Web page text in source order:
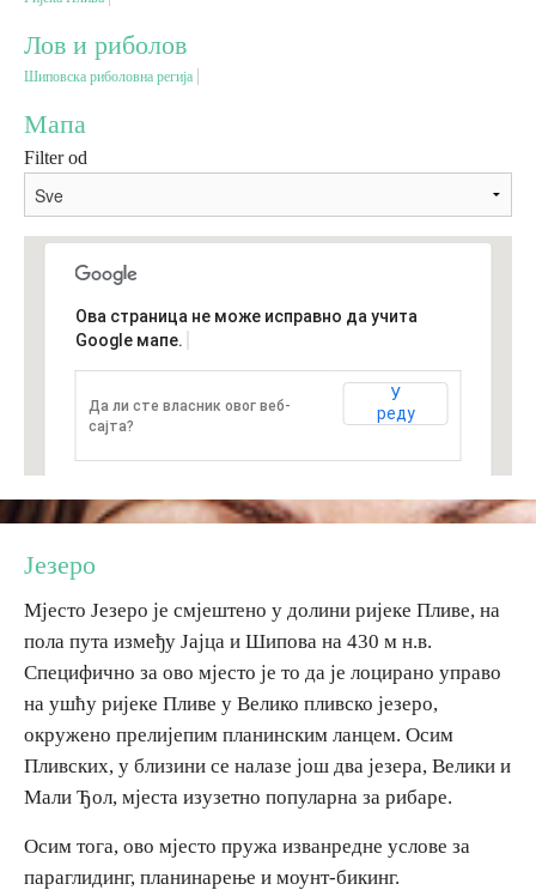
Авантура
Еко туризам
Културни туризам
Гастрономија
Лов и риболов
Сеоски туризам
Дестинације
Списак дестинација
Мапа дестинација
Манифестације
Лов и риболов
Шиповска риболовна регија
Мапа
Filter od
Ова страница не може исправно да учита
Google мапе.
Да ли сте власник овог веб-
сајта?
У
реду
Језеро
Мјесто Језеро је смјештено у долини ријеке Пливе, на
пола пута између Јајца и Шипова на 430 м н.в.
Специфично за ово мјесто је то да је лоцирано управо
на ушћу ријеке Пливе у Велико пливско језеро,
окружено прелијепим планинским ланцем. Осим
Пливских, у близини се налазе још два језера, Велики и
Мали Ђол, мјеста изузетно популарна за рибаре.
Осим тога, ово мјесто пружа изванредне услове за
параглидинг, планинарење и моунт-бикинг.